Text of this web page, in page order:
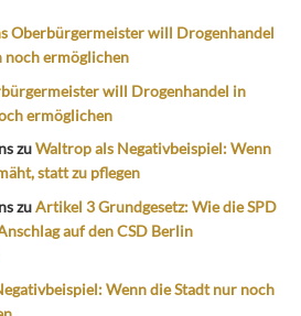
Oberbürgermeister will Drogenhandel
noch ermöglichen
will Drogenhandel in
ermöglichen
zuWaltrop als Negativbeispiel: Wenn
statt zu pflegen
zuArtikel 3 Grundgesetz: Wie die SPD
auf den CSD Berlin
Wenn die Stadt nur noch